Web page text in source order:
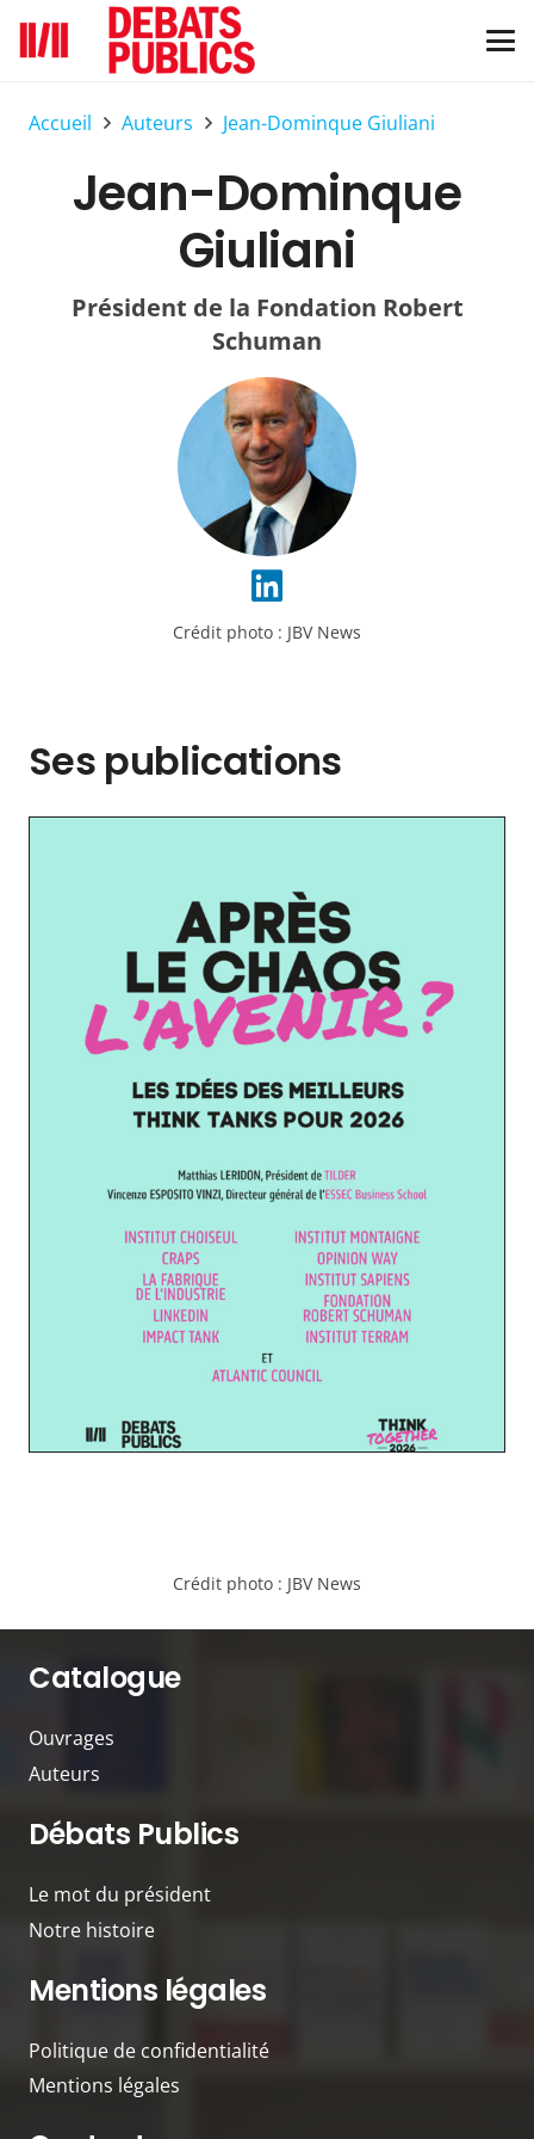
Accueil Auteurs Jean-Dominque Giuliani
Jean-Dominque
Giuliani
Président de la Fondation Robert
Schuman
Crédit photo : JBV News
Ses publications
Crédit photo : JBV News
Catalogue
Ouvrages
Auteurs
Débats Publics
Le mot du président
Notre histoire
Mentions légales
Politique de confidentialité
Mentions légales